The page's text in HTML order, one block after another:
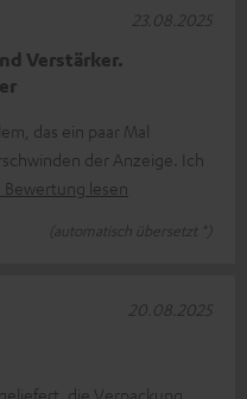
Verstärker.
das ein paar Mal
der Anzeige. Ich
Bewertung lesen
(automatisch übersetzt *)
23.08.2025
die Verpackung
20.08.2025